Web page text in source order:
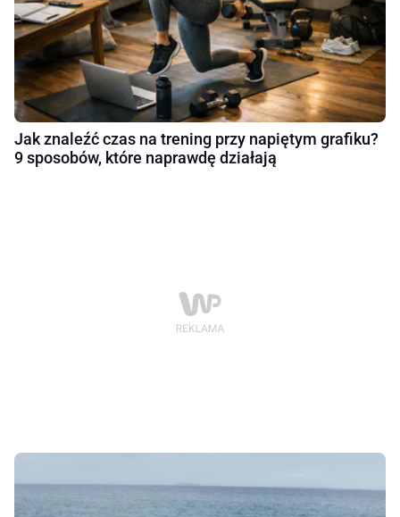
Jak znaleźć czas na trening przy napiętym grafiku?
9 sposobów, które naprawdę działają